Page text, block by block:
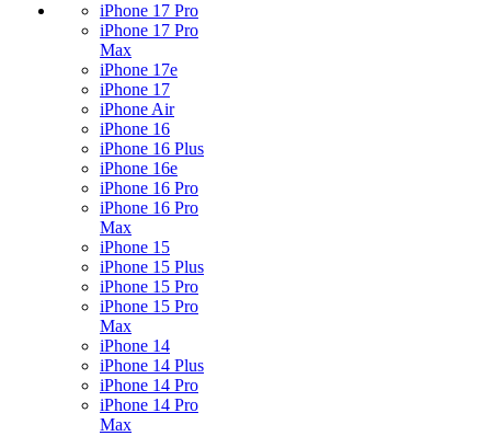
iPhone 17 Pro
iPhone 17 Pro
Max
iPhone 17e
iPhone 17
iPhone Air
iPhone 16
iPhone 16 Plus
iPhone 16e
iPhone 16 Pro
iPhone 16 Pro
Max
iPhone 15
iPhone 15 Plus
iPhone 15 Pro
iPhone 15 Pro
Max
iPhone 14
iPhone 14 Plus
iPhone 14 Pro
iPhone 14 Pro
Max